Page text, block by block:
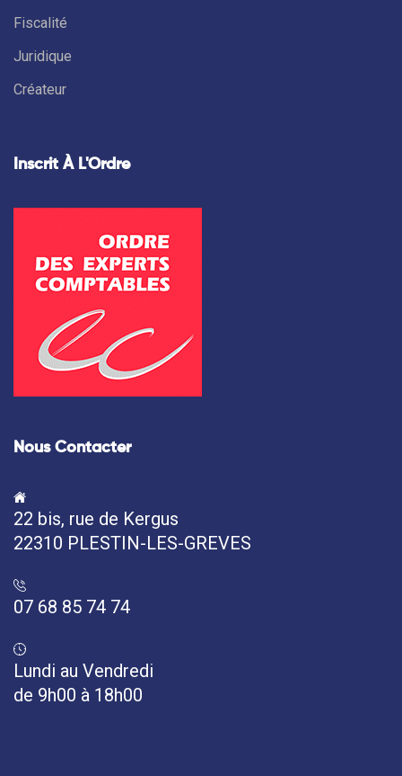
Fiscalité
Juridique
Créateur
Inscrit À L'Ordre
Nous Contacter
22 bis, rue de Kergus
22310 PLESTIN-LES-GREVES
07 68 85 74 74
Lundi au Vendredi
de 9h00 à 18h00